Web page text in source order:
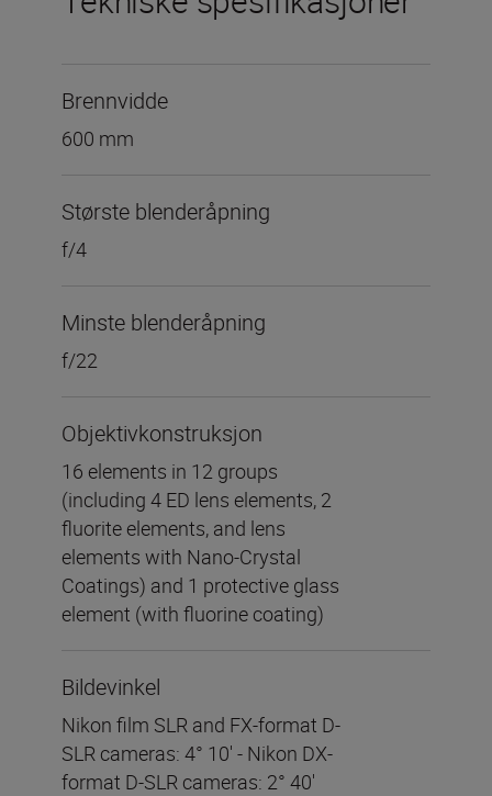
Brennvidde
600 mm
Største blenderåpning
f/4
Minste blenderåpning
f/22
Objektivkonstruksjon
16 elements in 12 groups
(including 4 ED lens elements, 2
fluorite elements, and lens
elements with Nano-Crystal
Coatings) and 1 protective glass
element (with fluorine coating)
Bildevinkel
Nikon film SLR and FX-format D-
SLR cameras: 4° 10' - Nikon DX-
format D-SLR cameras: 2° 40'